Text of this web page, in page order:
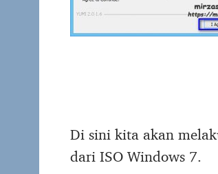
Di sini kita akan
dari ISO Windows 7.